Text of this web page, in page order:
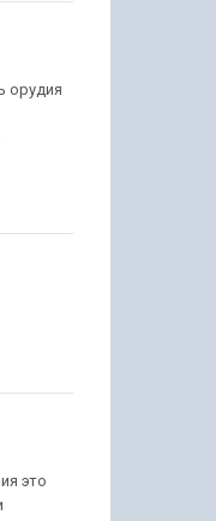
орудия
это